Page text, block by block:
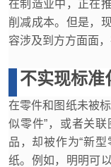
在制造业中，正在
削减成本。但是，
容涉及到方方面面
不实现标准
在零件和图纸未被
似零件”，或者关
品，却被作为“新型
纸。例如，明明可